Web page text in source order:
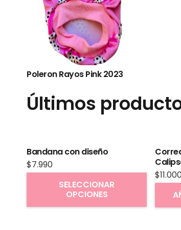
Poleron Rayos Pink 2023
Últimos
Bandana con diseño
$7.990
SELECCIONAR
OPCIONES
Este
tiene
$